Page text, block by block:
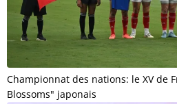
Championnat des nations: le XV de
Blossoms" japonais